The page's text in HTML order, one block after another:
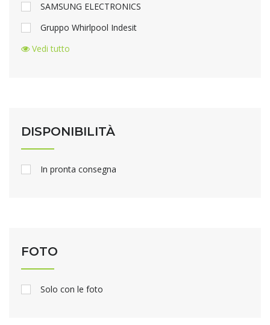
SAMSUNG ELECTRONICS
Gruppo Whirlpool Indesit
Vedi tutto
DISPONIBILITÀ
In pronta consegna
FOTO
Solo con le foto